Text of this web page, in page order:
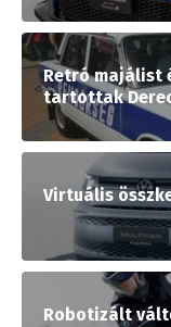
Retró majálist
tartottak
Virtuális
Robotizált